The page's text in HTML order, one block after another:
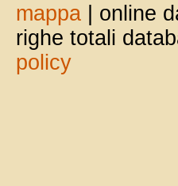
mappa | online
righe totali
policy